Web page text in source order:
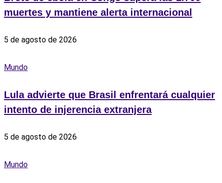
muertes y mantiene alerta internacional
5 de agosto de 2026
Mundo
Lula advierte que Brasil enfrentará cualquier
intento de injerencia extranjera
5 de agosto de 2026
Mundo